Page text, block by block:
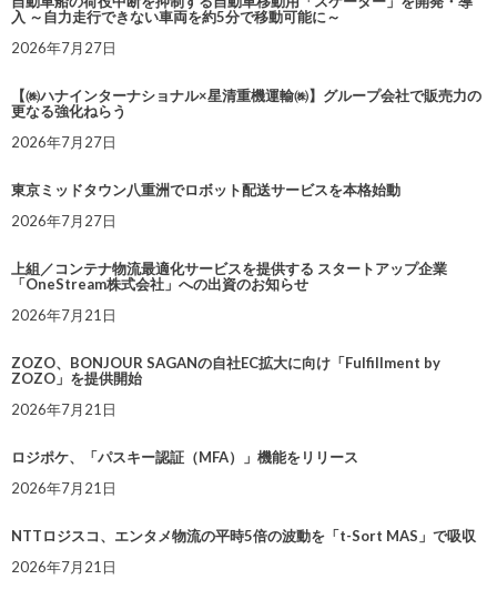
入 ～自力走行できない車両を約5分で移動可能に～
2026年7月27日
【㈱ハナインターナショナル×星清重機運輸㈱】グループ会社で販売力の
更なる強化ねらう
2026年7月27日
東京ミッドタウン八重洲でロボット配送サービスを本格始動
2026年7月27日
上組／コンテナ物流最適化サービスを提供する スタートアップ企業
「OneStream株式会社」への出資のお知らせ
2026年7月21日
ZOZO、BONJOUR SAGANの自社EC拡大に向け「Fulfillment by
ZOZO」を提供開始
2026年7月21日
ロジポケ、「パスキー認証（MFA）」機能をリリース
2026年7月21日
NTTロジスコ、エンタメ物流の平時5倍の波動を「t-Sort MAS」で吸収
2026年7月21日